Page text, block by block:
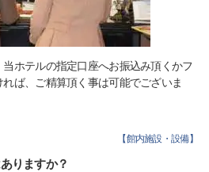
ホテルの指定口座へお振込み頂くかフ
ば、ご精算頂く事は可能でございま
【館内施設・設備】
りますか？